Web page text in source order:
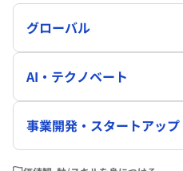
グローバル
AI・テクノベート
事業開発・スタートアップ